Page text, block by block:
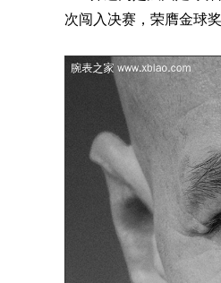
次闯入决赛，荣膺金球